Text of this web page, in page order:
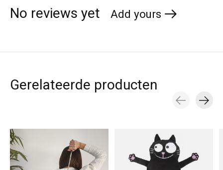
No reviews yet Add yours
Gerelateerde producten